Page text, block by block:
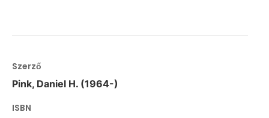
Szerző
Pink, Daniel H. (1964-)
ISBN